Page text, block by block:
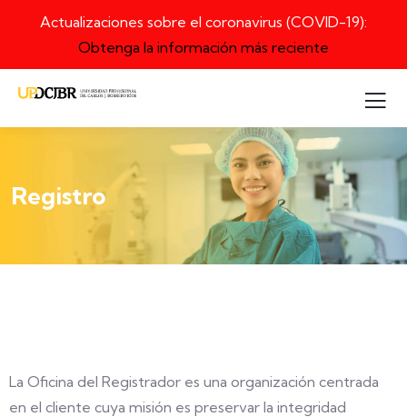
Actualizaciones sobre el coronavirus (COVID-19):
Obtenga la información más reciente
Registro
La Oficina del Registrador es una organización centrada
en el cliente cuya misión es preservar la integridad